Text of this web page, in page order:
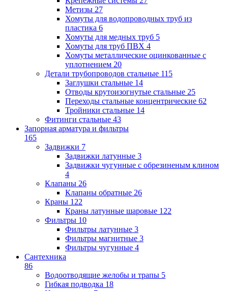
Метизы 27
Хомуты для водопроводных труб из
пластика 6
Хомуты для медных труб 5
Хомуты для труб ПВХ 4
Хомуты металлические оцинкованные с
уплотнением 20
Детали трубопроводов стальные 115
Заглушки стальные 14
Отводы крутоизогнутые стальные 25
Переходы стальные концентрические 62
Тройники стальные 14
Фитинги стальные 43
Запорная арматура и фильтры
165
Задвижки 7
Задвижки латунные 3
Задвижки чугунные с обрезиненым клином
4
Клапаны 26
Клапаны обратные 26
Краны 122
Краны латунные шаровые 122
Фильтры 10
Фильтры латунные 3
Фильтры магнитные 3
Фильтры чугунные 4
Сантехника
86
Водоотводящие желобы и трапы 5
Гибкая подводка 18